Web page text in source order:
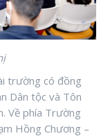
trường có đồng
Dân tộc và Tôn
Về phía Trường
Hồng Chương –